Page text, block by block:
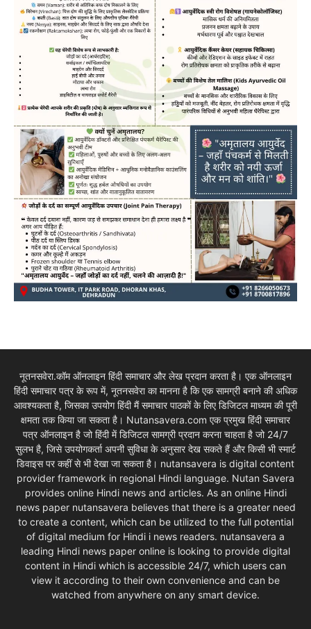
नूतनसवेरा.कॉम ऑनलाइन हिंदी समाचार और लेख प्रदान करता है। एक ऑनलाइन
हिंदी समाचार पत्र के रूप में, नूतनसवेरा का मानना है कि एक सामग्री बनाने की अधिक
आवश्यकता है, जिसका उपयोग हिंदी मैं समाचार पाठकों के लिए डिजिटल माध्यम की पूरी
क्षमता तक किया जा सकता है। Nutansavera.com एक प्रमुख हिंदी समाचार
पत्र ऑनलाइन है जो हिंदी में डिजिटल सामग्री प्रदान करना चाहता है जो 24/7
सुलभ है, जिसे उपयोगकर्ता अपनी सुविधा के अनुसार देख सकते हैं और किसी भी स्मार्ट
डिवाइस पर कहीं से भी देखा जा सकता है। nutansavera is digital content
provider framework in regional Hindi language. Nutan Savera
provides online Hindi news and articles. As an online Hindi
news paper nutansavera believes that there is a greater need
to create a content, which can be utilized to the full potential
of digital medium for Hindi i news readers. nutansavera a
leading Hindi news paper online is looking to provide digital
content in Hindi which is accessible 24/7, which users can
view it according to their own convenience and can be
watched from anywhere on any smart device.